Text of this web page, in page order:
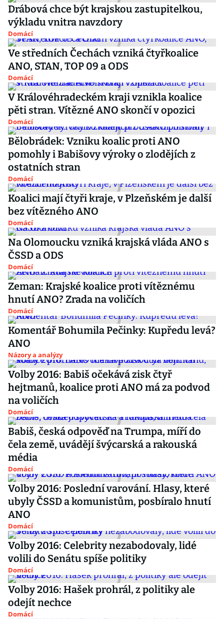
Drábová chce být krajskou zastupitelkou,
výkladu vnitra navzdory
Domácí
Ve středních Čechách vzniká čtyřkoalice
ANO, STAN, TOP 09 a ODS
Domácí
V Královéhradeckém kraji vznikla koalice
pěti stran. Vítězné ANO skončí v opozici
Domácí
Bělobrádek: Vzniku koalic proti ANO
pomohly i Babišovy výroky o zlodějích z
ostatních stran
Domácí
Koalici mají čtyři kraje, v Plzeňském je další
bez vítězného ANO
Domácí
Na Olomoucku vzniká krajská vláda ANO s
ČSSD a ODS
Domácí
Zeman: Krajské koalice proti vítěznému
hnutí ANO? Zrada na voličích
Domácí
Komentář Bohumila Pečinky: Kupředu levá?
ANO
Názory a analýzy
Volby 2016: Babiš očekává zisk čtyř
hejtmanů, koalice proti ANO má za podvod
na voličích
Domácí
Babiš, česká odpověď na Trumpa, míří do
čela země, uvádějí švýcarská a rakouská
média
Domácí
Volby 2016: Poslední varování. Hlasy, které
ubyly ČSSD a komunistům, posbíralo hnutí
ANO
Domácí
Volby 2016: Celebrity nezabodovaly, lidé
volili do Senátu spíše politiky
Domácí
Volby 2016: Hašek prohrál, z politiky ale
odejít nechce
Domácí